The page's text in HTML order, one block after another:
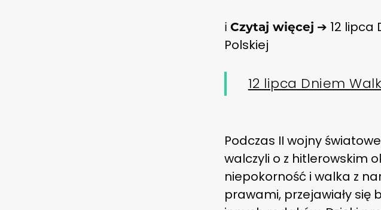
ℹ️Czytaj więcej ➔ 12 lipca
Polskiej
12 lipca Dniem
Podczas II wojny
walczyli o z hitlerowskim
niepokorność i walka z
prawami, przejawiały się